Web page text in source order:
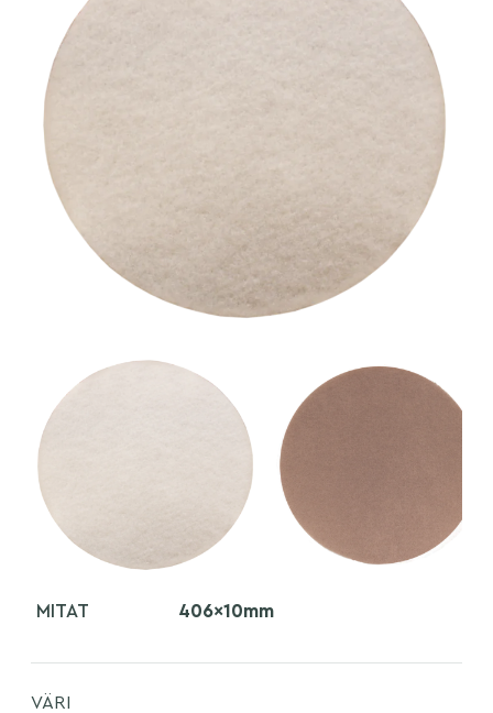
MITAT 406x10mm
VÄRI